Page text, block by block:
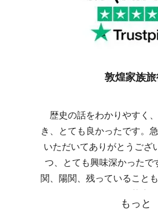
敦煌家族
歴史の話をわかりやすく
き、とても良かったです。
いただいてありがとうござ
つ、とても興味深かったで
関、陽関、残っていること
ったので周りの自然の壮大
した。ラクダ乗り、砂漠は
もっと